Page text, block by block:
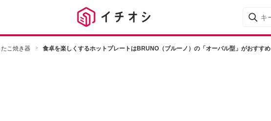
こ焼き器 食卓を楽しくするホットプレートはBRUNO（ブルーノ）の「オーバル型」がおすすめ